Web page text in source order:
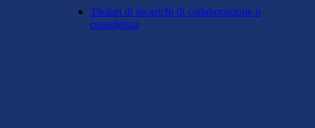
Titolari di incarichi di collaborazione o
consulenza